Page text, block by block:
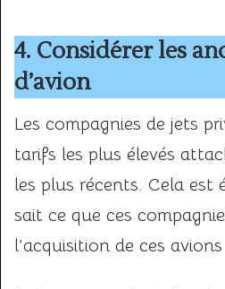
4. Considérer les
d’avion
Les compagnies de jets
tarifs les plus élevés
les plus récents. Cela est
sait ce que ces
l’acquisition de ces avions